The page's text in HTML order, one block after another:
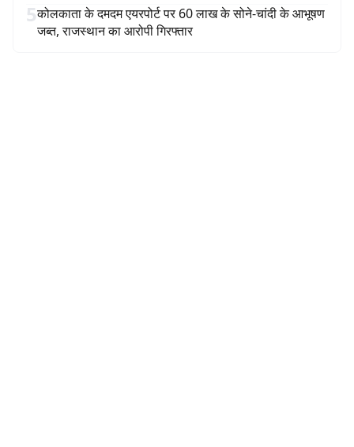
5कोलकाता के दमदम एयरपोर्ट पर 60 लाख के सोने-चांदी के आभूषण
जब्त, राजस्थान का आरोपी गिरफ्तार